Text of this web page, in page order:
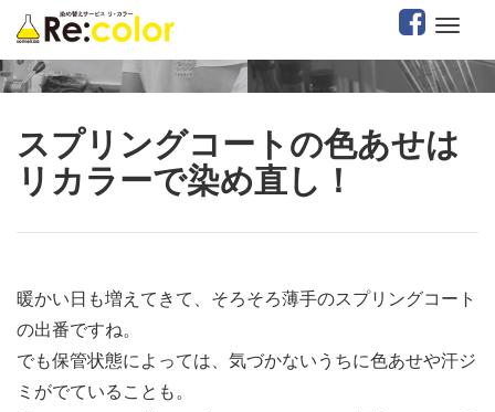
スプリングコートの色あせは
リカラーで染め直し！
暖かい日も増えてきて、そろそろ薄手のスプリングコート
の出番ですね。
でも保管状態によっては、気づかないうちに色あせや汗ジ
ミがでていることも。